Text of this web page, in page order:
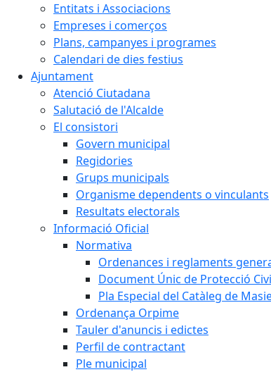
Entitats i Associacions
Empreses i comerços
Plans, campanyes i programes
Calendari de dies festius
Ajuntament
Atenció Ciutadana
Salutació de l'Alcalde
El consistori
Govern municipal
Regidories
Grups municipals
Organisme dependents o vinculants
Resultats electorals
Informació Oficial
Normativa
Ordenances i reglaments
Document Únic de Protecció
Pla Especial del Catàleg de
Ordenança Orpime
Tauler d'anuncis i edictes
Perfil de contractant
Ple municipal